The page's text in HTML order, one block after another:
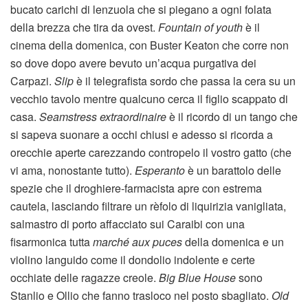
bucato carichi di lenzuola che si piegano a ogni folata
della brezza che tira da ovest. Fountain of youthè il
cinema della domenica, con Buster Keaton che corre non
so dove dopo avere bevuto un’acqua purgativa dei
Carpazi. Slipè il telegrafista sordo che passa la cera su un
vecchio tavolo mentre qualcuno cerca il figlio scappato di
casa. Seamstress extraordinaireè il ricordo di un tango che
si sapeva suonare a occhi chiusi e adesso si ricorda a
orecchie aperte carezzando contropelo il vostro gatto (che
vi ama, nonostante tutto). Esperantoè un barattolo delle
spezie che il droghiere-farmacista apre con estrema
cautela, lasciando filtrare un rèfolo di liquirizia vanigliata,
salmastro di porto affacciato sui Caraibi con una
fisarmonica tuttamarché aux pucesdella domenica e un
violino languido come il dondolio indolente e certe
occhiate delle ragazze creole. Big Blue Housesono
Stanlio e Ollio che fanno trasloco nel posto sbagliato. Old